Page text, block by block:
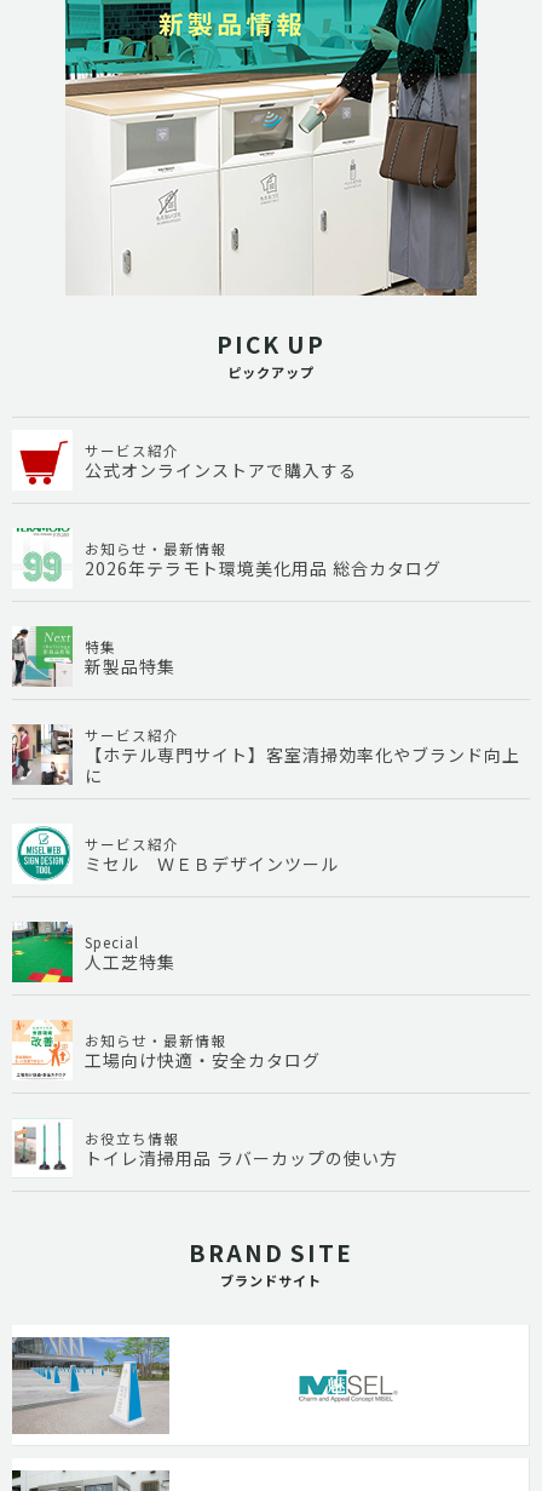
PICK UP
ピックアップ
サービス紹介
公式オンラインストアで購入する
お知らせ・最新情報
2026年テラモト環境美化用品 総合カタログ
特集
新製品特集
サービス紹介
【ホテル専門サイト】客室清掃効率化やブランド向上
に
サービス紹介
ミセル ＷＥＢデザインツール
Special
人工芝特集
お知らせ・最新情報
工場向け快適・安全カタログ
お役立ち情報
トイレ清掃用品 ラバーカップの使い方
BRAND SITE
ブランドサイト